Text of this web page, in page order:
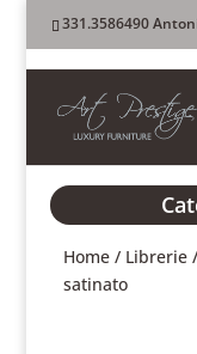
331.3586490
Home / Librerie
satinato